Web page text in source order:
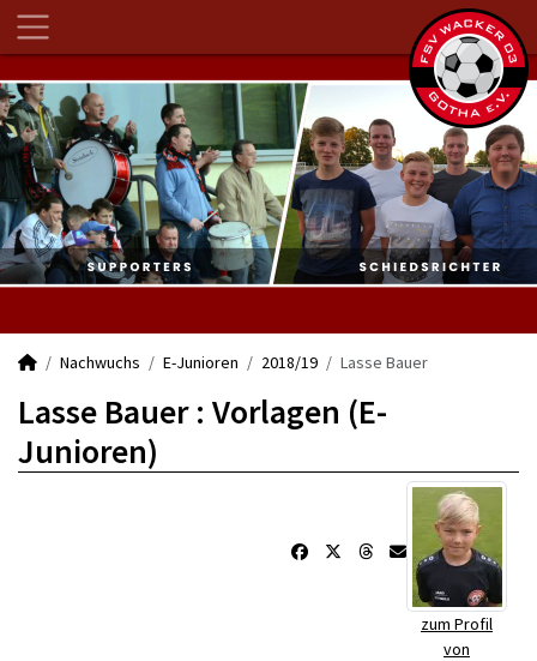
Nachwuchs E-Junioren 2018/19 Lasse Bauer
Lasse Bauer : Vorlagen (E-
Junioren)
zum Profil
von